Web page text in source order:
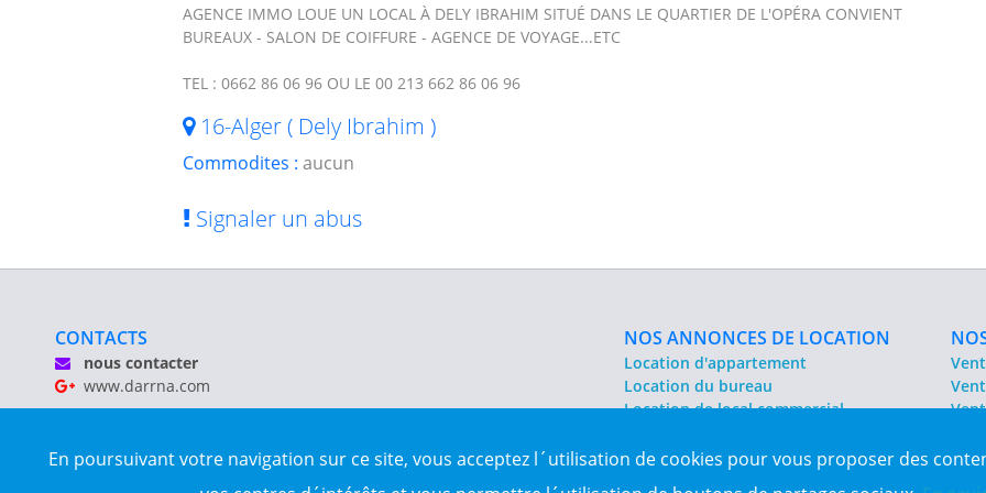
AGENCE IMMO LOUE UN LOCAL À DELY IBRAHIM SITUÉ DANS LE QUARTIER DE L'OPÉRA CONVIENT
BUREAUX - SALON DE COIFFURE - AGENCE DE VOYAGE...ETC
TEL : 0662 86 06 96 OU LE 00 213 662 86 06 96
16-Alger ( Dely Ibrahim )
Commodites :aucun
Signaler un abus
En poursuivant votre navigation sur ce site, vous acceptez l´utilisation de cookies pour vous proposer des
CONTACTS
nous contacter
www.darrna.com
Tous droits réservés © Darrna 2020 - Annonces immobilières Algérie
NOS ANNONCES DE LOCATION
Location d'appartement
Location du bureau
Location de local commercial